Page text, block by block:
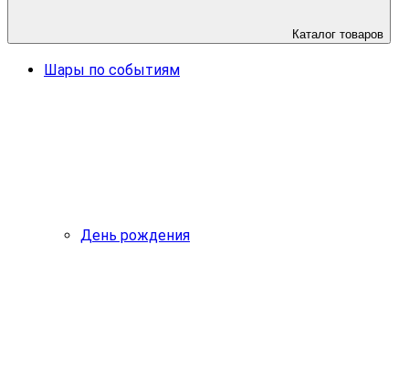
Каталог товаров
Шары по событиям
День рождения